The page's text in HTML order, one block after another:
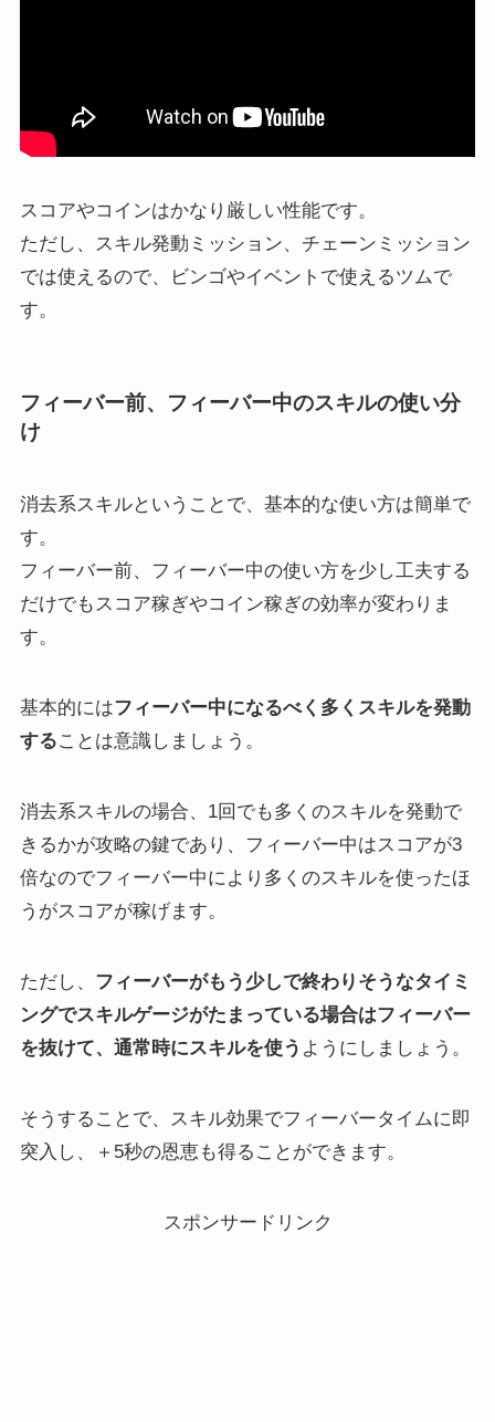
スコアやコインはかなり厳しい性能です。
ただし、スキル発動ミッション、チェーンミッション
では使えるので、ビンゴやイベントで使えるツムで
す。
フィーバー前、フィーバー中のスキルの使い分
け
消去系スキルということで、基本的な使い方は簡単で
す。
フィーバー前、フィーバー中の使い方を少し工夫する
だけでもスコア稼ぎやコイン稼ぎの効率が変わりま
す。
基本的にはフィーバー中になるべく多くスキルを発動
することは意識しましょう。
消去系スキルの場合、1回でも多くのスキルを発動で
きるかが攻略の鍵であり、フィーバー中はスコアが3
倍なのでフィーバー中により多くのスキルを使ったほ
うがスコアが稼げます。
ただし、 フィーバーがもう少しで終わりそうなタイミ
ングでスキルゲージがたまっている場合はフィーバー
を抜けて、通常時にスキルを使う ようにしましょう。
そうすることで、スキル効果でフィーバータイムに即
突入し、＋5秒の恩恵も得ることができます。
スポンサードリンク